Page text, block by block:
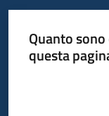
Quanto
questa